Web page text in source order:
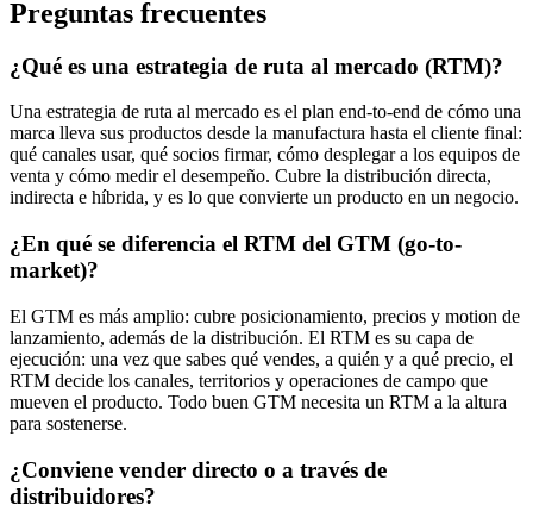
Preguntas frecuentes
¿Qué es una estrategia de ruta al mercado (RTM)?
Una estrategia de ruta al mercado es el plan end-to-end de cómo una
marca lleva sus productos desde la manufactura hasta el cliente final:
qué canales usar, qué socios firmar, cómo desplegar a los equipos de
venta y cómo medir el desempeño. Cubre la distribución directa,
indirecta e híbrida, y es lo que convierte un producto en un negocio.
¿En qué se diferencia el RTM del GTM (go-to-
market)?
El GTM es más amplio: cubre posicionamiento, precios y motion de
lanzamiento, además de la distribución. El RTM es su capa de
ejecución: una vez que sabes qué vendes, a quién y a qué precio, el
RTM decide los canales, territorios y operaciones de campo que
mueven el producto. Todo buen GTM necesita un RTM a la altura
para sostenerse.
¿Conviene vender directo o a través de
distribuidores?